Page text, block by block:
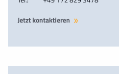
Jetzt kontaktieren